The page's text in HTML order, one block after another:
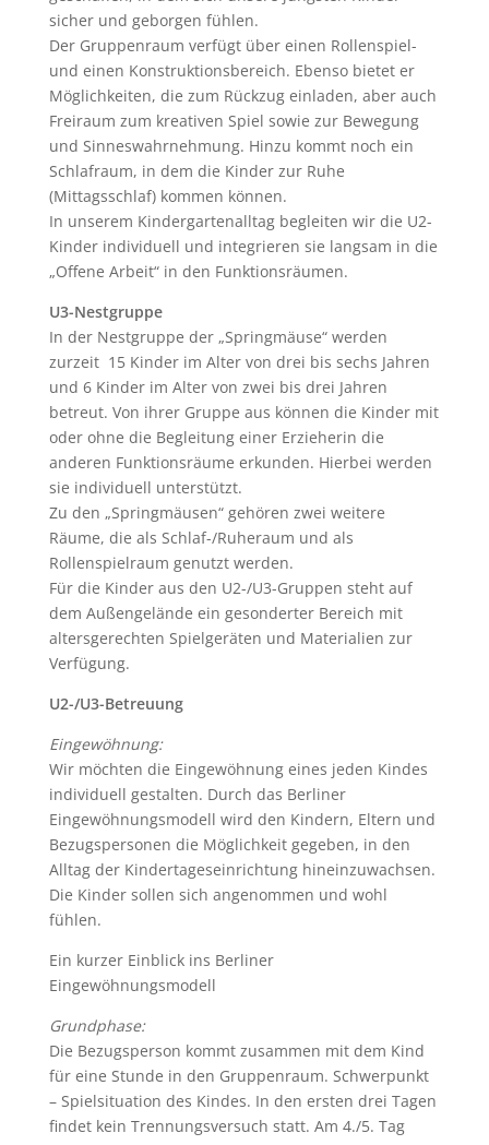
sicher und geborgen fühlen.
Der Gruppenraum verfügt über einen Rollenspiel-
und einen Konstruktionsbereich. Ebenso bietet er
Möglichkeiten, die zum Rückzug einladen, aber auch
Freiraum zum kreativen Spiel sowie zur Bewegung
und Sinneswahrnehmung. Hinzu kommt noch ein
Schlafraum, in dem die Kinder zur Ruhe
(Mittagsschlaf) kommen können.
In unserem Kindergartenalltag begleiten wir die U2-
Kinder individuell und integrieren sie langsam in die
„Offene Arbeit“ in den Funktionsräumen.
U3-Nestgruppe
In der Nestgruppe der „Springmäuse“ werden
zurzeit 15 Kinder im Alter von drei bis sechs Jahren
und 6 Kinder im Alter von zwei bis drei Jahren
betreut. Von ihrer Gruppe aus können die Kinder mit
oder ohne die Begleitung einer Erzieherin die
anderen Funktionsräume erkunden. Hierbei werden
sie individuell unterstützt.
Zu den „Springmäusen“ gehören zwei weitere
Räume, die als Schlaf-/Ruheraum und als
Rollenspielraum genutzt werden.
Für die Kinder aus den U2-/U3-Gruppen steht auf
dem Außengelände ein gesonderter Bereich mit
altersgerechten Spielgeräten und Materialien zur
Verfügung.
U2-/U3-Betreuung
Eingewöhnung:
Wir möchten die Eingewöhnung eines jeden Kindes
individuell gestalten. Durch das Berliner
Eingewöhnungsmodell wird den Kindern, Eltern und
Bezugspersonen die Möglichkeit gegeben, in den
Alltag der Kindertageseinrichtung hineinzuwachsen.
Die Kinder sollen sich angenommen und wohl
fühlen.
Ein kurzer Einblick ins Berliner
Eingewöhnungsmodell
Grundphase:
Die Bezugsperson kommt zusammen mit dem Kind
für eine Stunde in den Gruppenraum. Schwerpunkt
– Spielsituation des Kindes. In den ersten drei Tagen
findet kein Trennungsversuch statt. Am 4./5. Tag